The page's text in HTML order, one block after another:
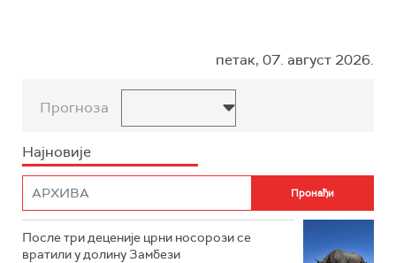
петак, 07. август 2026.
Прогноза
Најновије
После три деценије црни носорози се
вратили у долину Замбези